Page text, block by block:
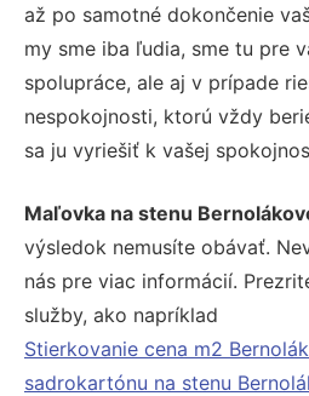
až po samotné dokončenie
my sme iba ľudia, sme tu pre
spolupráce, ale aj v prípade
nespokojnosti, ktorú vždy
sa ju vyriešiť k vašej
Maľovka na stenu
výsledok nemusíte obávať.
nás pre viac informácií.
služby, ako napríklad
Stierkovanie cena m2
sadrokartónu na stenu